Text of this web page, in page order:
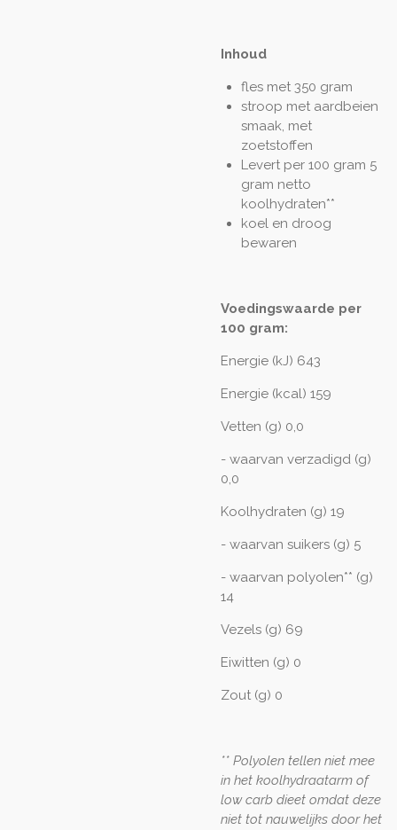
Inhoud
fles met 350 gram
stroop met aardbeien
smaak, met
zoetstoffen
Levert per 100 gram 5
gram netto
koolhydraten**
koel en droog
bewaren
Voedingswaarde per
100 gram:
Energie (kJ) 643
Energie (kcal) 159
Vetten (g) 0,0
- waarvan verzadigd (g)
0,0
Koolhydraten (g) 19
- waarvan suikers (g) 5
- waarvan polyolen** (g)
14
Vezels (g) 69
Eiwitten (g) 0
Zout (g) 0
** Polyolen tellen niet mee
in het koolhydraatarm of
low carb dieet omdat deze
niet tot nauwelijks door het